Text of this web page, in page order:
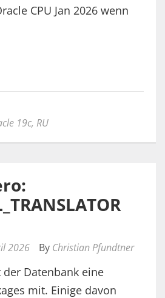
CPU Jan 2026 wenn
19c, RU
2026 By Christian Pfundtner
Datenbank eine
mit. Einige davon